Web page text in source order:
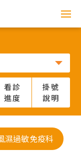
看診
進度
掛號
說明
濕過敏免疫科